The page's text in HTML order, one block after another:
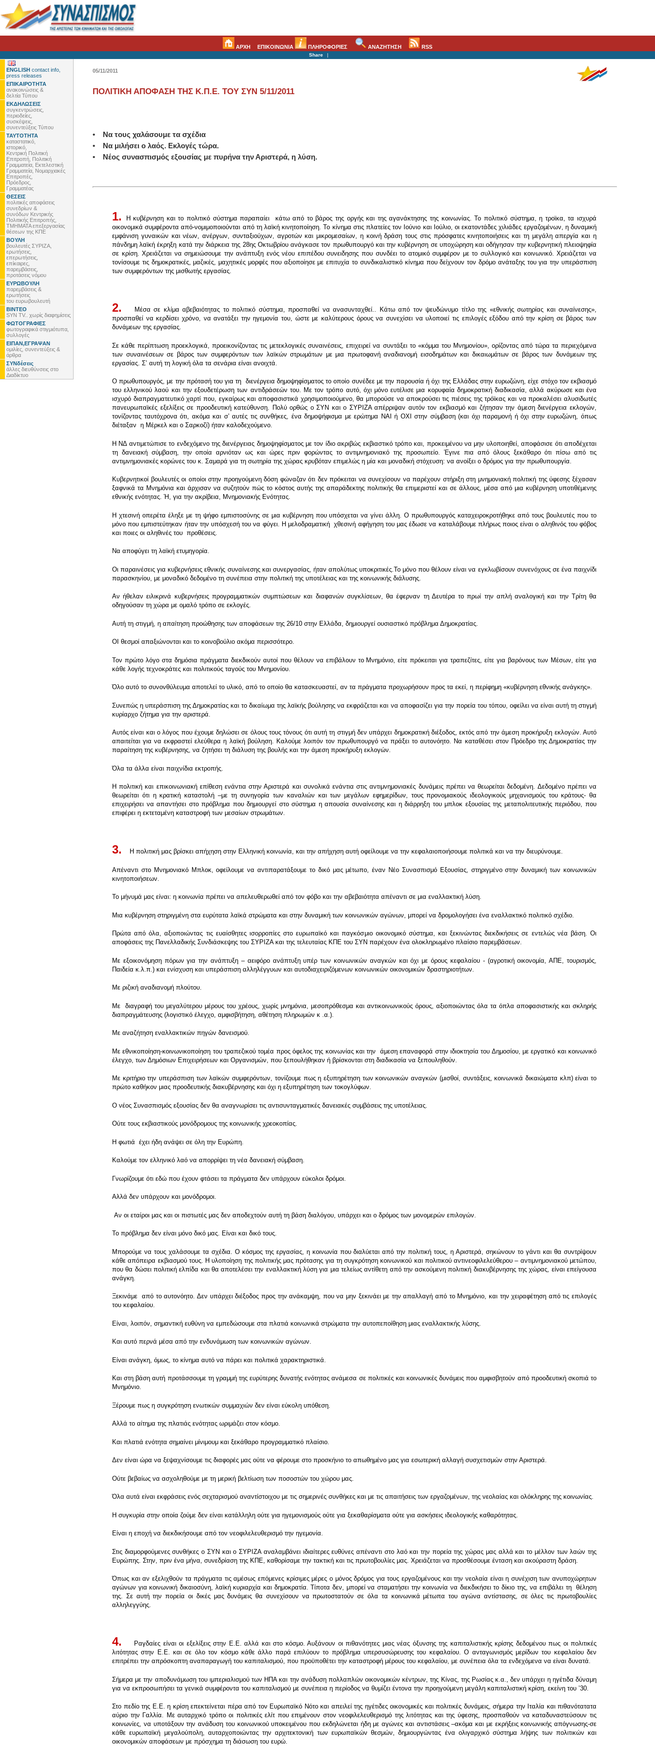
ΑΡΧΗ ΕΠΙΚΟΙΝΩΝΙΑ ΠΛΗΡΟΦΟΡΙΕΣ ΑΝΑΖΗΤΗΣΗ RSS
Share |
ENGLISH contact info,
press releases
ΕΠΙΚΑΙΡΟΤΗΤΑ
ανακοινώσεις &
δελτία Τύπου
ΕΚΔΗΛΩΣΕΙΣ
συγκεντρώσεις,
περιοδείες,
συσκέψεις,
συνεντεύξεις Τύπου
ΤΑΥΤΟΤΗΤΑ
καταστατικό,
ιστορικό,
Κεντρική Πολιτική
Επιτροπή, Πολιτική
Γραμματεία, Εκτελεστική
Γραμματεία, Νομαρχιακές
Επιτροπές,
Πρόεδρος,
Γραμματέας
ΘΕΣΕΙΣ
πολιτικές αποφάσεις
συνεδρίων &
συνόδων Κεντρικής
Πολιτικής Επιτροπής,
ΤΜΗΜΑΤΑ επεξεργασίας
θέσεων της ΚΠΕ
ΒΟΥΛΗ
βουλευτές ΣΥΡΙΖΑ,
ερωτήσεις,
επερωτήσεις,
επίκαιρες,
παρεμβάσεις,
προτάσεις νόμου
ΕΥΡΩΒΟΥΛΗ
παρεμβάσεις &
ερωτήσεις
του ευρωβουλευτή
ΒΙΝΤΕΟ
SYN TV.. χωρίς διαφημίσεις
ΦΩΤΟΓΡΑΦΙΕΣ
φωτογραφικά στιγμιότυπα,
συλλογές
ΕΙΠΑΝ,ΕΓΡΑΨΑΝ
ομιλίες, συνεντεύξεις &
άρθρα
ΣΥΝδέσεις
άλλες διευθύνσεις στο
Διαδίκτυο
05/11/2011
ΠΟΛΙΤΙΚΗ ΑΠΟΦΑΣΗ ΤΗΣ Κ.Π.Ε. ΤΟΥ ΣΥΝ 5/11/2011
• Να τους χαλάσουμε τα σχέδια
• Να μιλήσει ο λαός. Εκλογές τώρα.
• Νέος συνασπισμός εξουσίας με πυρήνα την Αριστερά, η λύση.
1.
Η κυβέρνηση και το πολιτικό σύστημα παραπαίει κάτω από το βάρος της οργής και της αγανάκτησης της κοινωνίας. Το πολιτικό σύστημα, η τροϊκα, τα ισχυρά
οικονομικά συμφέροντα από-νομιμοποιούνται από τη λαϊκή κινητοποίηση. Το κίνημα στις πλατείες τον Ιούνιο και Ιούλιο, οι εκατοντάδες χιλιάδες εργαζομένων, η δυναμική
εμφάνιση γυναικών και νέων, ανέργων, συνταξιούχων, αγροτών και μικρομεσαίων, η κοινή δράση τους στις πρόσφατες κινητοποιήσεις και τη μεγάλη απεργία και η
πάνδημη λαϊκή έκρηξη κατά την διάρκεια της 28ης Οκτωβρίου ανάγκασε τον πρωθυπουργό και την κυβέρνηση σε υποχώρηση και οδήγησαν την κυβερνητική πλειοψηφία
σε κρίση. Χρειάζεται να σημειώσουμε την ανάπτυξη ενός νέου επιπέδου συνειδησης που συνδέει το ατομικό συμφέρον με το συλλογικό και κοινωνικό. Χρειάζεται να
τονίσουμε τις δημοκρατικές, μαζικές, μαχητικές μορφές που αξιοποίησε με επιτυχία το συνδικαλιστικό κίνημα που δείχνουν τον δρόμο ανάταξης του για την υπεράσπιση
των συμφερόντων της μισθωτής εργασίας.
2.
Μέσα σε κλίμα αβεβαιότητας το πολιτικό σύστημα, προσπαθεί να ανασυνταχθεί.. Κάτω από τον ψευδώνυμο τίτλο της «εθνικής σωτηρίας και συναίνεσης»,
προσπαθεί να κερδίσει χρόνο, να ανατάξει την ηγεμονία του, ώστε με καλύτερους όρους να συνεχίσει να υλοποιεί τις επιλογές εξόδου από την κρίση σε βάρος των
δυνάμεων της εργασίας.
Σε κάθε περίπτωση προεκλογικά, προεικονίζοντας τις μετεκλογικές συναινέσεις, επιχειρεί να συντάξει το «κόμμα του Μνημονίου», ορίζοντας από τώρα τα περιεχόμενα
των συναινέσεων σε βάρος των συμφερόντων των λαϊκών στρωμάτων με μια πρωτοφανή αναδιανομή εισοδημάτων και δικαιωμάτων σε βάρος των δυνάμεων της
εργασίας. Σʼ αυτή τη λογική όλα τα σενάρια είναι ανοιχτά.
Ο πρωθυπουργός, με την πρότασή του για τη διενέργεια δημοψηφίσματος το οποίο συνέδεε με την παρουσία ή όχι της Ελλάδας στην ευρωζώνη, είχε στόχο τον εκβιασμό
του ελληνικού λαού και την εξουδετέρωση των αντιδράσεών του. Με τον τρόπο αυτό, όχι μόνο ευτέλισε μια κορυφαία δημοκρατική διαδικασία, αλλά ακύρωσε και ένα
ισχυρό διαπραγματευτικό χαρτί που, εγκαίρως και αποφασιστικά χρησιμοποιούμενο, θα μπορούσε να αποκρούσει τις πιέσεις της τρόϊκας και να προκαλέσει αλυσιδωτές
πανευρωπαϊκές εξελίξεις σε προοδευτική κατεύθυνση. Πολύ ορθώς ο ΣΥΝ και ο ΣΥΡΙΖΑ απέρριψαν αυτόν τον εκβιασμό και ζήτησαν την άμεση διενέργεια εκλογών,
τονίζοντας ταυτόχρονα ότι, ακόμα και σʼ αυτές τις συνθήκες, ένα δημοψήφισμα με ερώτημα ΝΑΙ ή ΟΧΙ στην σύμβαση (και όχι παραμονή ή όχι στην ευρωζώνη, όπως
διέταξαν η Μέρκελ και ο Σαρκοζί) ήταν καλοδεχούμενο.
Η ΝΔ αντιμετώπισε το ενδεχόμενο της διενέργειας δημοψηφίσματος με τον ίδιο ακριβώς εκβιαστικό τρόπο και, προκειμένου να μην υλοποιηθεί, αποφάσισε ότι αποδέχεται
τη δανειακή σύμβαση, την οποία αρνιόταν ως και ώρες πριν φορώντας το αντιμνημονιακό της προσωπείο. Έγινε πια από όλους ξεκάθαρο ότι πίσω από τις
αντιμνημονιακές κορώνες του κ. Σαμαρά για τη σωτηρία της χώρας κρυβόταν επιμελώς η μία και μοναδική στόχευση: να ανοίξει ο δρόμος για την πρωθυπουργία.
Κυβερνητικοί βουλευτές οι οποίοι στην προηγούμενη δόση φώναζαν ότι δεν πρόκειται να συνεχίσουν να παρέχουν στήριξη στη μνημονιακή πολιτική της ύφεσης ξέχασαν
ξαφνικά τα Μνημόνια και άρχισαν να συζητούν πώς το κόστος αυτής της απαράδεκτης πολιτικής θα επιμεριστεί και σε άλλους, μέσα από μια κυβέρνηση υποτιθέμενης
εθνικής ενότητας. Ή, για την ακρίβεια, Μνημονιακής Ενότητας.
Η χτεσινή οπερέτα έληξε με τη ψήφο εμπιστοσύνης σε μια κυβέρνηση που υπόσχεται να γίνει άλλη. Ο πρωθυπουργός καταχειροκροτήθηκε από τους βουλευτές που το
μόνο που εμπιστεύτηκαν ήταν την υπόσχεσή του να φύγει. Η μελοδραματική χθεσινή αφήγηση του μας έδωσε να καταλάβουμε πλήρως ποιος είναι ο αληθινός του φόβος
και ποιες οι αληθινές του προθέσεις.
Να αποφύγει τη λαϊκή ετυμηγορία.
Οι παραινέσεις για κυβερνήσεις εθνικής συναίνεσης και συνεργασίας, ήταν απολύτως υποκριτικές.Το μόνο που θέλουν είναι να εγκλωβίσουν συνενόχους σε ένα παιχνίδι
παρασκηνίου, με μοναδικό δεδομένο τη συνέπεια στην πολιτική της υποτέλειας και της κοινωνικής διάλυσης.
Αν ήθελαν ειλικρινά κυβερνήσεις προγραμματικών συμπτώσεων και διαφανών συγκλίσεων, θα έφερναν τη Δευτέρα το πρωί την απλή αναλογική και την Τρίτη θα
οδηγούσαν τη χώρα με ομαλό τρόπο σε εκλογές.
Αυτή τη στιγμή, η απαίτηση προώθησης των αποφάσεων της 26/10 στην Ελλάδα, δημιουργεί ουσιαστικό πρόβλημα Δημοκρατίας.
ΟΙ θεσμοί απαξιώνονται και το κοινοβούλιο ακόμα περισσότερο.
Τον πρώτο λόγο στα δημόσια πράγματα διεκδικούν αυτοί που θέλουν να επιβάλουν το Μνημόνιο, είτε πρόκειται για τραπεζίτες, είτε για βαρόνους των Μέσων, είτε για
κάθε λογής τεχνοκράτες και πολιτικούς ταγούς του Μνημονίου.
Όλο αυτό το συνονθύλευμα αποτελεί το υλικό, από το οποίο θα κατασκευαστεί, αν τα πράγματα προχωρήσουν προς τα εκεί, η περίφημη «κυβέρνηση εθνικής ανάγκης».
Συνεπώς η υπεράσπιση της Δημοκρατίας και το δικαίωμα της λαϊκής βούλησης να εκφράζεται και να αποφασίζει για την πορεία του τόπου, οφείλει να είναι αυτή τη στιγμή
κυρίαρχο ζήτημα για την αριστερά.
Αυτός είναι και ο λόγος που έχουμε δηλώσει σε όλους τους τόνους ότι αυτή τη στιγμή δεν υπάρχει δημοκρατική διέξοδος, εκτός από την άμεση προκήρυξη εκλογών. Αυτό
απαιτείται για να εκφραστεί ελεύθερα η λαϊκή βούληση. Καλούμε λοιπόν τον πρωθυπουργό να πράξει το αυτονόητο. Να καταθέσει στον Πρόεδρο της Δημοκρατίας την
παραίτηση της κυβέρνησης, να ζητήσει τη διάλυση της βουλής και την άμεση προκήρυξη εκλογών.
Όλα τα άλλα είναι παιχνίδια εκτροπής.
Η πολιτική και επικοινωνιακή επίθεση ενάντια στην Αριστερά και συνολικά ενάντια στις αντιμνημονιακές δυνάμεις πρέπει να θεωρείται δεδομένη. Δεδομένο πρέπει να
θεωρείται ότι η κρατική καταστολή –με τη συνηγορία των καναλιών και των μεγάλων εφημερίδων, τους προνομιακούς ιδεολογικούς μηχανισμούς του κράτους- θα
επιχειρήσει να απαντήσει στο πρόβλημα που δημιουργεί στο σύστημα η απουσία συναίνεσης και η διάρρηξη του μπλοκ εξουσίας της μεταπολιτευτικής περιόδου, που
επιφέρει η εκτεταμένη καταστροφή των μεσαίων στρωμάτων.
3. Η πολιτική μας βρίσκει απήχηση στην Ελληνική κοινωνία, και την απήχηση αυτή οφείλουμε να την κεφαλαιοποιήσουμε πολιτικά και να την διευρύνουμε.
Απέναντι στο Μνημονιακό Μπλοκ, οφείλουμε να αντιπαρατάξουμε το δικό μας μέτωπο, έναν Νέο Συνασπισμό Εξουσίας, στηριγμένο στην δυναμική των κοινωνικών
κινητοποιήσεων.
Το μήνυμά μας είναι: η κοινωνία πρέπει να απελευθερωθεί από τον φόβο και την αβεβαιότητα απέναντι σε μια εναλλακτική λύση.
Μια κυβέρνηση στηριγμένη στα ευρύτατα λαϊκά στρώματα και στην δυναμική των κοινωνικών αγώνων, μπορεί να δρομολογήσει ένα εναλλακτικό πολιτικό σχέδιο.
Πρώτα από όλα, αξιοποιώντας τις ευαίσθητες ισορροπίες στο ευρωπαϊκό και παγκόσμιο οικονομικό σύστημα, και ξεκινώντας διεκδικήσεις σε εντελώς νέα βάση. Οι
αποφάσεις της Πανελλαδικής Συνδιάσκεψης του ΣΥΡΙΖΑ και της τελευταίας ΚΠΕ του ΣΥΝ παρέχουν ένα ολοκληρωμένο πλαίσιο παρεμβάσεων.
Με εξοικονόμηση πόρων για την ανάπτυξη – αειφόρο ανάπτυξη υπέρ των κοινωνικών αναγκών και όχι με όρους κεφαλαίου - (αγροτική οικονομία, ΑΠΕ, τουρισμός,
Παιδεία κ.λ.π.) και ενίσχυση και υπεράσπιση αλληλέγγυων και αυτοδιαχειριζόμενων κοινωνικών οικονομικών δραστηριοτήτων.
Με ριζική αναδιανομή πλούτου.
Με διαγραφή του μεγαλύτερου μέρους του χρέους, χωρίς μνημόνια, μεσοπρόθεσμα και αντικοινωνικούς όρους, αξιοποιώντας όλα τα όπλα αποφασιστικής και σκληρής
διαπραγμάτευσης (λογιστικό έλεγχο, αμφισβήτηση, αθέτηση πληρωμών κ .α.).
Με αναζήτηση εναλλακτικών πηγών δανεισμού.
Με εθνικοποίηση-κοινωνικοποίηση του τραπεζικού τομέα προς όφελος της κοινωνίας και την άμεση επαναφορά στην ιδιοκτησία του Δημοσίου, με εργατικό και κοινωνικό
έλεγχο, των Δημόσιων Επιχειρήσεων και Οργανισμών, που ξεπουλήθηκαν ή βρίσκονται στη διαδικασία να ξεπουληθούν.
Με κριτήριο την υπεράσπιση των λαϊκών συμφερόντων, τονίζουμε πως η εξυπηρέτηση των κοινωνικών αναγκών (μισθοί, συντάξεις, κοινωνικά δικαιώματα κλπ) είναι το
πρώτο καθήκον μιας προοδευτικής διακυβέρνησης και όχι η εξυπηρέτηση των τοκογλύφων.
Ο νέος Συνασπισμός εξουσίας δεν θα αναγνωρίσει τις αντισυνταγματικές δανειακές συμβάσεις της υποτέλειας.
Ούτε τους εκβιαστικούς μονόδρομους της κοινωνικής χρεοκοπίας.
Η φωτιά έχει ήδη ανάψει σε όλη την Ευρώπη.
Καλούμε τον ελληνικό λαό να απορρίψει τη νέα δανειακή σύμβαση.
Γνωρίζουμε ότι εδώ που έχουν φτάσει τα πράγματα δεν υπάρχουν εύκολοι δρόμοι.
Αλλά δεν υπάρχουν και μονόδρομοι.
Αν οι εταίροι μας και οι πιστωτές μας δεν αποδεχτούν αυτή τη βάση διαλόγου, υπάρχει και ο δρόμος των μονομερών επιλογών.
Το πρόβλημα δεν είναι μόνο δικό μας. Είναι και δικό τους.
Μπορούμε να τους χαλάσουμε τα σχέδια. Ο κόσμος της εργασίας, η κοινωνία που διαλύεται από την πολιτική τους, η Αριστερά, σηκώνουν το γάντι και θα συντρίψουν
κάθε απόπειρα εκβιασμού τους. Η υλοποίηση της πολιτικής μας πρότασης για τη συγκρότηση κοινωνικού και πολιτικού αντινεοφιλελεύθερου – αντιμνημονιακού μετώπου,
που θα δώσει πολιτική ελπίδα και θα αποτελέσει την εναλλακτική λύση για μια τελείως αντίθετη από την ασκούμενη πολιτική διακυβέρνησης της χώρας, είναι επείγουσα
ανάγκη.
Ξεκινάμε από το αυτονόητο. Δεν υπάρχει διέξοδος προς την ανάκαμψη, που να μην ξεκινάει με την απαλλαγή από το Μνημόνιο, και την χειραφέτηση από τις επιλογές
του κεφαλαίου.
Είναι, λοιπόν, σημαντική ευθύνη να εμπεδώσουμε στα πλατιά κοινωνικά στρώματα την αυτοπεποίθηση μιας εναλλακτικής λύσης.
Και αυτό περνά μέσα από την ενδυνάμωση των κοινωνικών αγώνων.
Είναι ανάγκη, όμως, το κίνημα αυτό να πάρει και πολιτικά χαρακτηριστικά.
Και στη βάση αυτή προτάσσουμε τη γραμμή της ευρύτερης δυνατής ενότητας ανάμεσα σε πολιτικές και κοινωνικές δυνάμεις που αμφισβητούν από προοδευτική σκοπιά το
Μνημόνιο.
Ξέρουμε πως η συγκρότηση ενωτικών συμμαχιών δεν είναι εύκολη υπόθεση.
Αλλά το αίτημα της πλατιάς ενότητας ωριμάζει στον κόσμο.
Και πλατιά ενότητα σημαίνει μίνιμουμ και ξεκάθαρο προγραμματικό πλαίσιο.
Δεν είναι ώρα να ξεψαχνίσουμε τις διαφορές μας ούτε να φέρουμε στο προσκήνιο το απωθημένο μας για εσωτερική αλλαγή συσχετισμών στην Αριστερά.
Ούτε βεβαίως να ασχοληθούμε με τη μερική βελτίωση των ποσοστών του χώρου μας.
Όλα αυτά είναι εκφράσεις ενός σεχταρισμού αναντίστοιχου με τις σημερινές συνθήκες και με τις απαιτήσεις των εργαζομένων, της νεολαίας και ολόκληρης της κοινωνίας.
Η συγκυρία στην οποία ζούμε δεν είναι κατάλληλη ούτε για ηγεμονισμούς ούτε για ξεκαθαρίσματα ούτε για ασκήσεις ιδεολογικής καθαρότητας.
Είναι η εποχή να διεκδικήσουμε από τον νεοφιλελευθερισμό την ηγεμονία.
Στις διαμορφούμενες συνθήκες ο ΣΥΝ και ο ΣΥΡΙΖΑ αναλαμβάνει ιδιαίτερες ευθύνες απέναντι στο λαό και την πορεία της χώρας μας αλλά και το μέλλον των λαών της
Ευρώπης. Στην, πριν ένα μήνα, συνεδρίαση της ΚΠΕ, καθορίσαμε την τακτική και τις πρωτοβουλίες μας. Χρειάζεται να προσθέσουμε ένταση και ακούραστη δράση.
Όπως και αν εξελιχθούν τα πράγματα τις αμέσως επόμενες κρίσιμες μέρες ο μόνος δρόμος για τους εργαζομένους και την νεολαία είναι η συνέχιση των ανυποχώρητων
αγώνων για κοινωνική δικαιοσύνη, λαϊκή κυριαρχία και δημοκρατία. Τίποτα δεν, μπορεί να σταματήσει την κοινωνία να διεκδικήσει το δίκιο της, να επιβάλει τη θέληση
της. Σε αυτή την πορεία οι δικές μας δυνάμεις θα συνεχίσουν να πρωτοστατούν σε όλα τα κοινωνικά μέτωπα του αγώνα αντίστασης, σε όλες τις πρωτοβουλίες
αλληλεγγύης.
4.
Ραγδαίες είναι οι εξελίξεις στην Ε.Ε. αλλά και στο κόσμο. Αυξάνουν οι πιθανότητες μιας νέας όξυνσης της καπιταλιστικής κρίσης δεδομένου πως οι πολιτικές
λιτότητας στην Ε.Ε. και σε όλο τον κόσμο κάθε άλλο παρά επιλύουν το πρόβλημα υπερσυσώρευσης του κεφαλαίου. Ο ανταγωνισμός μερίδων του κεφαλαίου δεν
επιτρέπει την απρόσκοπτη αναπαραγωγή του καπιταλισμού, που προϋποθέτει την καταστροφή μέρους του κεφαλαίου, με συνέπεια όλα τα ενδεχόμενα να είναι δυνατά.
Σήμερα με την αποδυνάμωση του ιμπεριαλισμού των ΗΠΑ και την ανάδυση πολλαπλών οικονομικών κέντρων, της Κίνας, της Ρωσίας κ.α., δεν υπάρχει η ηγέτιδα δύναμη
για να εκπροσωπήσει τα γενικά συμφέροντα του καπιταλισμού με συνέπεια η περίοδος να θυμίζει έντονα την προηγούμενη μεγάλη καπιταλιστική κρίση, εκείνη του ʼ30.
Στο πεδίο της Ε.Ε. η κρίση επεκτείνεται πέρα από τον Ευρωπαϊκό Νότο και απειλεί της ηγέτιδες οικονομικές και πολιτικές δυνάμεις, σήμερα την Ιταλία και πιθανότατατα
αύριο την Γαλλία. Με αυταρχικό τρόπο οι πολιτικές ελίτ που επιμένουν στον νεοφιλελευθερισμό της λιτότητας και της ύφεσης, προσπαθούν να καταδυναστεύσουν τις
κοινωνίες, να υποτάξουν την ανάδυση του κοινωνικού υποκειμένου που εκδηλώνεται ήδη με αγώνες και αντιστάσεις –ακόμα και με εκρήξεις κοινωνικής απόγνωσης-σε
κάθε ευρωπαϊκή μεγαλούπολη, αυταρχοποιώντας την αρχιτεκτονική των ευρωπαϊκών θεσμών, δημιουργώντας ένα ολιγαρχικό σύστημα λήψης των πολιτικών και
οικονομικών αποφάσεων με πρόσχημα τη διάσωση του ευρώ.